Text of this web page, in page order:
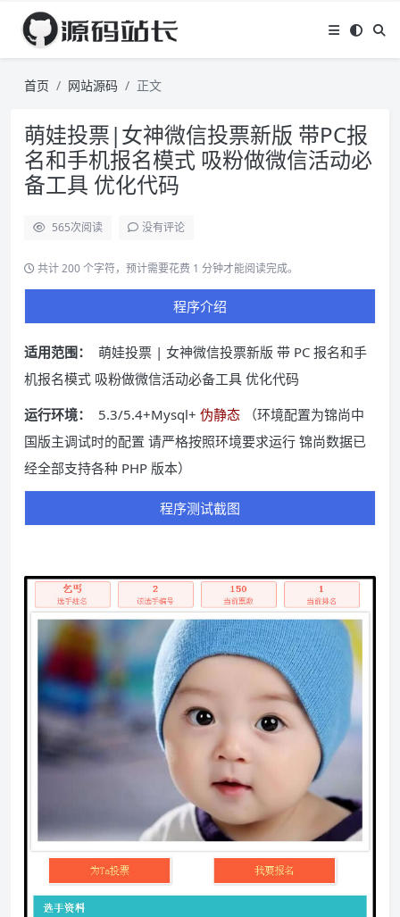
首页 网站源码 正文
萌娃投票|女神微信投票新版 带PC报
名和手机报名模式 吸粉做微信活动必
备工具 优化代码
565次阅读 没有评论
共计 200 个字符，预计需要花费 1 分钟才能阅读完成。
程序介绍
适用范围：
萌娃投票 | 女神微信投票新版 带 PC 报名和手
机报名模式 吸粉做微信活动必备工具 优化代码
运行环境：
5.3/5.4+Mysql+ 伪静态
（环境配置为锦尚中
国版主调试时的配置 请严格按照环境要求运行 锦尚数据已
经全部支持各种 PHP 版本）
程序测试截图